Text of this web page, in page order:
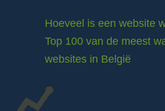
Hoeveel is een website
Top 100 van de meest
websites in België